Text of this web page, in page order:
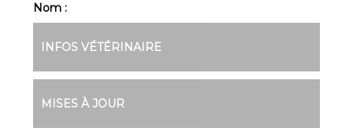
Nom :
INFOS VÉTÉRINAIRE
MISES À JOUR